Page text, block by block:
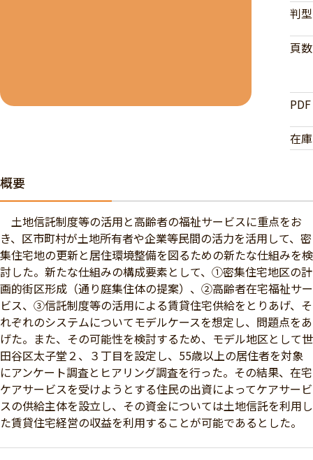
判型
頁数
PDF
在庫
概要
土地信託制度等の活用と高齢者の福祉サービスに重点をお
き、区市町村が土地所有者や企業等民間の活力を活用して、密
集住宅地の更新と居住環境整備を図るための新たな仕組みを検
討した。新たな仕組みの構成要素として、①密集住宅地区の計
画的街区形成（通り庭集住体の提案）、②高齢者在宅福祉サー
ビス、③信託制度等の活用による賃貸住宅供給をとりあげ、そ
れぞれのシステムについてモデルケースを想定し、問題点をあ
げた。また、その可能性を検討するため、モデル地区として世
田谷区太子堂２、３丁目を設定し、55歳以上の居住者を対象
にアンケート調査とヒアリング調査を行った。その結果、在宅
ケアサービスを受けようとする住民の出資によってケアサービ
スの供給主体を設立し、その資金については土地信託を利用し
た賃貸住宅経営の収益を利用することが可能であるとした。